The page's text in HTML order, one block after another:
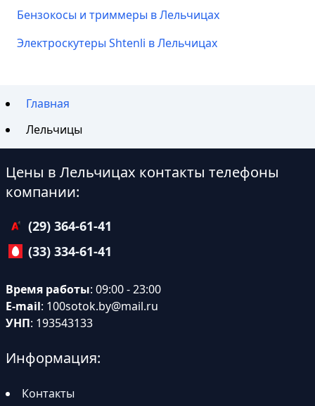
Бензокосы и триммеры в Лельчицах
Электроскутеры Shtenli в Лельчицах
Главная
Лельчицы
Цены в Лельчицах контакты телефоны
компании:
(29) 364-61-41
(33) 334-61-41
Время работы: 09:00 - 23:00
E-mail: 100sotok.by@mail.ru
УНП: 193543133
Информация:
Контакты